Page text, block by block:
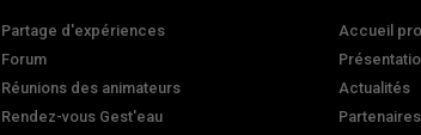
Partage d'expériences
Forum
Réunions des animateurs
Rendez-vous Gest'eau
Accueil
Actualités
Partenaires